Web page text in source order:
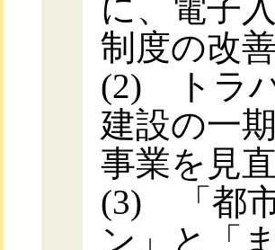
に、電子
制度の改
(2) トラ
建設の一
事業を見
(3) 「都
ン」と「